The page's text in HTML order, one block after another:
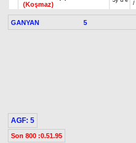
(Koşmaz)
/
GANYAN 5
AGF: 5
Son 800 :0.51.95